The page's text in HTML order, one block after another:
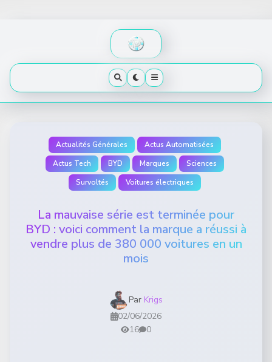
Actualités Générales
Actus Automatisées
Actus Tech
BYD Marques
Sciences
Survoltés
Voitures électriques
La mauvaise série est terminée pour
BYD : voici comment la marque a réussi à
vendre plus de 380 000 voitures en un
mois
Par Krigs
02/06/2026
16
0